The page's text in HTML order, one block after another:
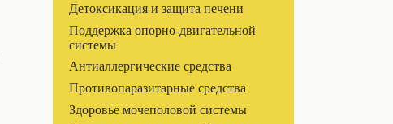
Детоксикация и защита печени
Поддержка опорно-двигательной
системы
Антиаллергические средства
Противопаразитарные средства
Здоровье мочеполовой системы